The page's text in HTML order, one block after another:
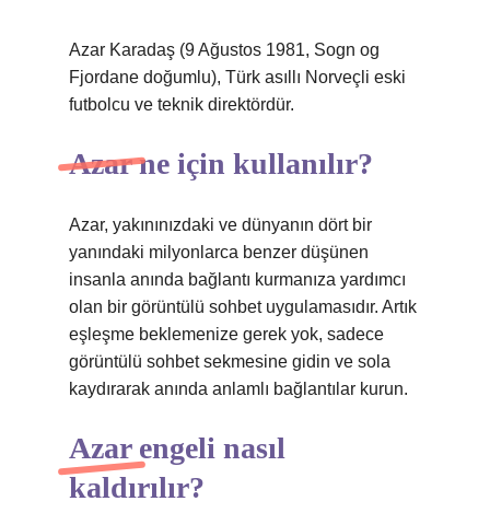
Azar Karadaş (9 Ağustos 1981, Sogn og
Fjordane doğumlu), Türk asıllı Norveçli eski
futbolcu ve teknik direktördür.
Azar ne için kullanılır?
Azar, yakınınızdaki ve dünyanın dört bir
yanındaki milyonlarca benzer düşünen
insanla anında bağlantı kurmanıza yardımcı
olan bir görüntülü sohbet uygulamasıdır. Artık
eşleşme beklemenize gerek yok, sadece
görüntülü sohbet sekmesine gidin ve sola
kaydırarak anında anlamlı bağlantılar kurun.
Azar engeli nasıl
kaldırılır?